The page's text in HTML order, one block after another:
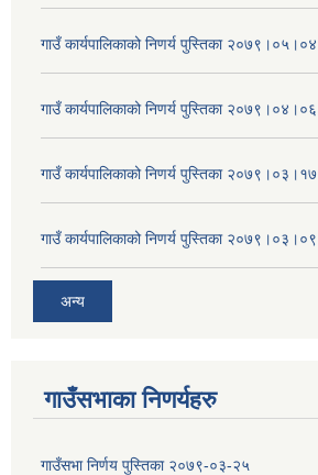
गाउँ कार्यपालिकाको निणर्य पुस्तिका २०७९।०५।०४
गाउँ कार्यपालिकाको निणर्य पुस्तिका २०७९।०४।०६
गाउँ कार्यपालिकाको निणर्य पुस्तिका २०७९।०३।१७
गाउँ कार्यपालिकाको निणर्य पुस्तिका २०७९।०३।०९
अन्य
गाउँसभाका निणर्यहरु
गाउँसभा निर्णय पुस्तिका २०७९-०३-२५